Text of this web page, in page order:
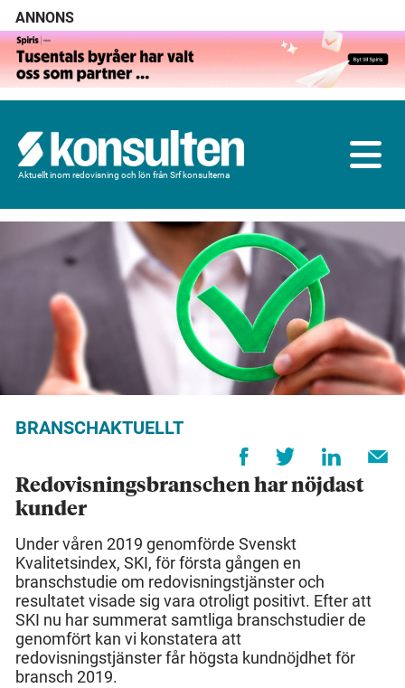
ANNONS
Aktuellt inom redovisning och lön från Srf konsulterna
BRANSCHAKTUELLT
Redovisningsbranschen har nöjdast
kunder
Under våren 2019 genomförde Svenskt
Kvalitetsindex, SKI, för första gången en
branschstudie om redovisningstjänster och
resultatet visade sig vara otroligt positivt. Efter att
SKI nu har summerat samtliga branschstudier de
genomfört kan vi konstatera att
redovisningstjänster får högsta kundnöjdhet för
bransch 2019.